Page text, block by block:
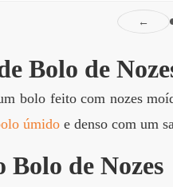
←
Bolo de
bolo feito com nozes
úmidoe denso com um
Bolo de Nozes